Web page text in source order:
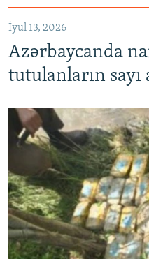
İyul 13, 2026
Azərbaycanda
tutulanların sayı